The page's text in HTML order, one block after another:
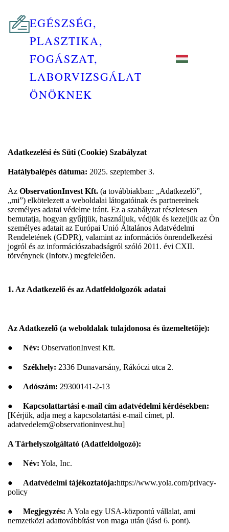
EGÉSZSÉG,
PLASZTIKA,
FOGÁSZAT,
LABORVIZSGÁLAT
ÖNÖKNEK
Adatkezelési és Süti (Cookie) Szabályzat
Hatálybalépés dátuma: 2025. szeptember 3.
Az ObservationInvest Kft. (a továbbiakban: „Adatkezelő”,
„mi”) elkötelezett a weboldalai látogatóinak és partnereinek
személyes adatai védelme iránt. Ez a szabályzat részletesen
bemutatja, hogyan gyűjtjük, használjuk, védjük és kezeljük az Ön
személyes adatait az Európai Unió Általános Adatvédelmi
Rendeletének (GDPR), valamint az információs önrendelkezési
jogról és az információszabadságról szóló 2011. évi CXII.
törvénynek (Infotv.) megfelelően.
1. Az Adatkezelő és az Adatfeldolgozók adatai
Az Adatkezelő (a weboldalak tulajdonosa és üzemeltetője):
● Név: ObservationInvest Kft.
● Székhely: 2336 Dunavarsány, Rákóczi utca 2.
● Adószám: 29300141-2-13
● Kapcsolattartási e-mail cím adatvédelmi kérdésekben:
[Kérjük, adja meg a kapcsolatartási e-mail címet, pl.
adatvedelem@observationinvest.hu]
A Tárhelyszolgáltató (Adatfeldolgozó):
● Név: Yola, Inc.
● Adatvédelmi tájékoztatója:https://www.yola.com/privacy-
policy
● Megjegyzés: A Yola egy USA-központú vállalat, ami
nemzetközi adattovábbítást von maga után (lásd 6. pont).